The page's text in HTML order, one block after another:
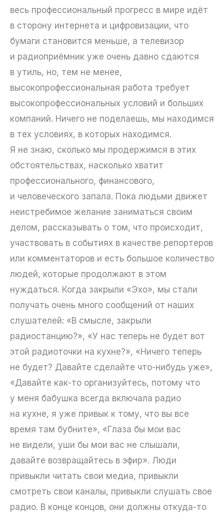
весь профессиональный прогресс в мире идёт
в сторону интернета и цифровизации, что
бумаги становится меньше, а телевизор
и радиоприёмник уже очень давно сдаются
в утиль, но, тем не менее,
высокопрофессиональная работа требует
высокопрофессиональных условий и больших
компаний. Ничего не поделаешь, мы находимся
в тех условиях, в которых находимся.
Я не знаю, сколько мы продержимся в этих
обстоятельствах, насколько хватит
профессионального, финансового,
и человеческого запала. Пока людьми движет
неистребимое желание заниматься своим
делом, рассказывать о том, что происходит,
участвовать в событиях в качестве репортеров
или комментаторов и есть большое количество
людей, которые продолжают в этом
нуждаться. Когда закрыли «Эхо», мы стали
получать очень много сообщений от наших
слушателей: «В смысле, закрыли
радиостанцию?», «У нас теперь не будет вот
этой радиоточки на кухне?», «Ничего теперь
не будет? Давайте сделайте что-нибудь уже»,
«Давайте как-то организуйтесь, потому что
у меня бабушка всегда включала радио
на кухне, я уже привык к тому, что вы все
время там бубните», «Глаза бы мои вас
не видели, уши бы мои вас не слышали,
давайте возвращайтесь в эфир». Люди
привыкли читать свои медиа, привыкли
смотреть свои каналы, привыкли слушать свое
радио. В конце концов, они должны откуда-то